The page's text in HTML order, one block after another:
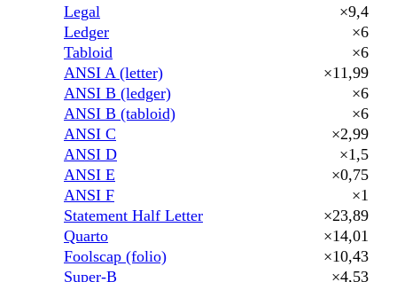
Legal
×9,4
Ledger
×6
Tabloid
×6
ANSI A (letter)
×11,99
ANSI B (ledger)
×6
ANSI B (tabloid)
×6
ANSI C
×2,99
ANSI D
×1,5
ANSI E
×0,75
ANSI F
×1
Statement Half Letter
×23,89
Quarto
×14,01
Foolscap (folio)
×10,43
Super-B
×4,53